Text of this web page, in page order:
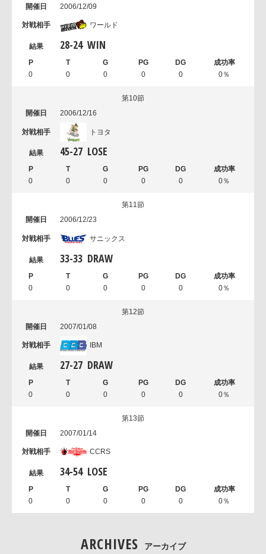
2006/12/09
ワールド
28-24 WIN
0 0 0 0 0 0％
第10節
2006/12/16
トヨタ
45-27 LOSE
0 0 0 0 0 0％
第11節
2006/12/23
サニックス
33-33 DRAW
0 0 0 0 0 0％
第12節
2007/01/08
IBM
27-27 DRAW
0 0 0 0 0 0％
第13節
2007/01/14
CCRS
34-54 LOSE
0 0 0 0 0 0％
ARCHIVES アーカイブ